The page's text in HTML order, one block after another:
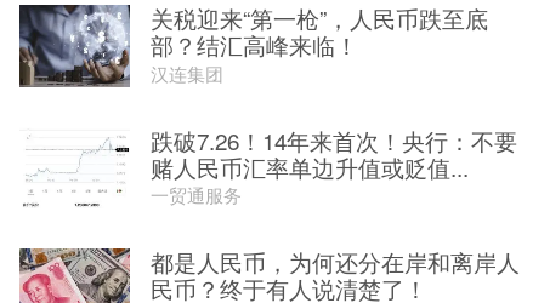
关税迎来“第一枪”，人民币跌至底
部？结汇高峰来临！
汉连集团
跌破7.26！14年来首次！央行：不要
赌人民币汇率单边升值或贬值...
一贸通服务
都是人民币，为何还分在岸和离岸人
民币？终于有人说清楚了！